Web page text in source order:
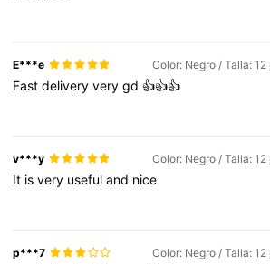
E***e Color: Negro / Talla:
Fastdeliveryverygd 👍👍👍
v***y Color: Negro / Talla:
It isvery usefuland nice
p***7 Color: Negro / Talla: